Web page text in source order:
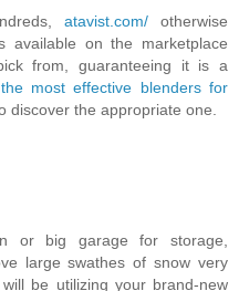
atavist.com/ otherwise
available on the marketplace
from, guaranteeing it is a
most effective blenders for
discover the appropriate one.
or big garage for storage,
large swathes of snow very
be utilizing your brand-new